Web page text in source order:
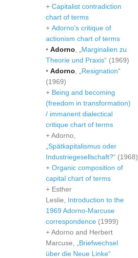
+ Capitalist contradiction
chart of terms
+ Adorno's critique of
actionism chart of terms
• Adorno
Marginalien zu
Theorie und Praxis“ (1969)
• Adorno Resignation“
(1969)
+ Being and becoming
(freedom in transformation)
/ immanent dialectical
critique chart of terms
+ Adorno,
Spätkapitalismus oder
Industriegesellschaft?“ (1968)
+ Organic composition of
capital chart of terms
+ Esther
Leslie, Introduction to the
1969 Adorno-Marcuse
correspondence (1999)
+ Adorno and Herbert
Marcuse, „ Briefwechsel
über die Neue Linke“